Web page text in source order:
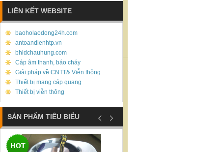
LIÊN KẾT WEBSITE
baoholaodong24h.com
antoandienhtp.vn
bhldchauhung.com
Cáp âm thanh, báo cháy
Giải pháp về CNTT& Viễn thông
Thiết bị mạng cáp quang
Thiết bị viễn thông
SẢN PHẨM TIÊU BIỂU